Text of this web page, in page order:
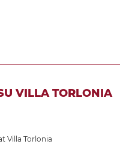
VILLA TORLONIA
Villa Torlonia